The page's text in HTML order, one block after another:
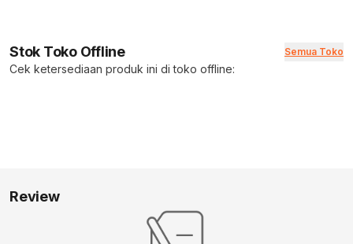
Stok Toko Offline Semua Toko
Cek ketersediaan produk ini di toko offline:
Review